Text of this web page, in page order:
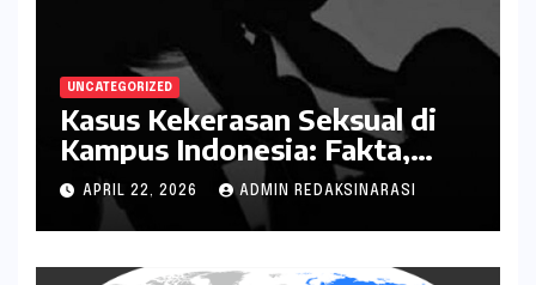
UNCATEGORIZED
Kasus Kekerasan Seksual di
Kampus Indonesia: Fakta,
Pola Berulang, dan Tantangan
Penanganannya
APRIL 22, 2026 ADMIN REDAKSINARASI